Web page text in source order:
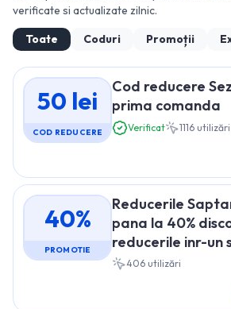
verificate si actualizate zilnic.
Toate
Coduri Promoții
50 lei
COD REDUCERE
Cod reducere
prima comanda
Verificat 1116 utilizări
40%
PROMOTIE
Reducerile
pana la 40%
reducerile inr-un
406 utilizări